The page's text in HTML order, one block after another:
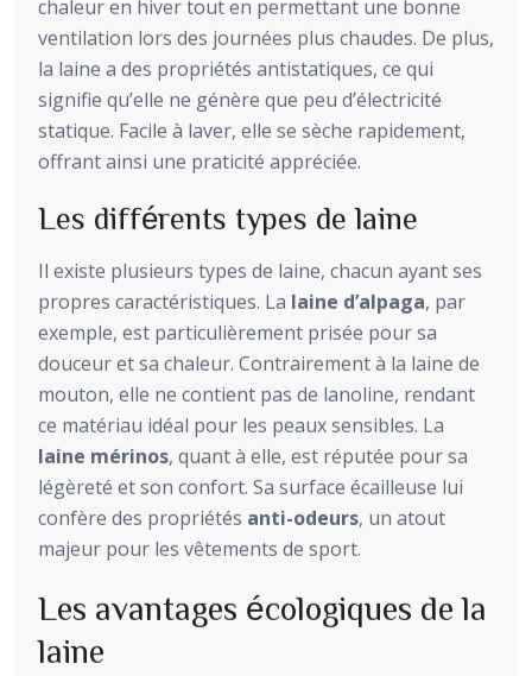
chaleur en hiver tout en permettant une bonne
ventilation lors des journées plus chaudes. De plus,
la laine a des propriétés antistatiques, ce qui
signifie qu’elle ne génère que peu d’électricité
statique. Facile à laver, elle se sèche rapidement,
offrant ainsi une praticité appréciée.
Les différents types de laine
Il existe plusieurs types de laine, chacun ayant ses
propres caractéristiques. La laine d’alpaga, par
exemple, est particulièrement prisée pour sa
douceur et sa chaleur. Contrairement à la laine de
mouton, elle ne contient pas de lanoline, rendant
ce matériau idéal pour les peaux sensibles. La
laine mérinos, quant à elle, est réputée pour sa
légèreté et son confort. Sa surface écailleuse lui
confère des propriétés anti-odeurs, un atout
majeur pour les vêtements de sport.
Les avantages écologiques de la
laine